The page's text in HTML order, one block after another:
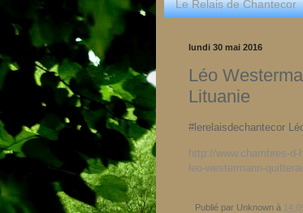
Le Relais de Chantecor
lundi 30 mai 2016
Léo
Lituanie
#lerelaisdechantecor
http://www.chambres-
leo-westermann-
Publié par Unknown à